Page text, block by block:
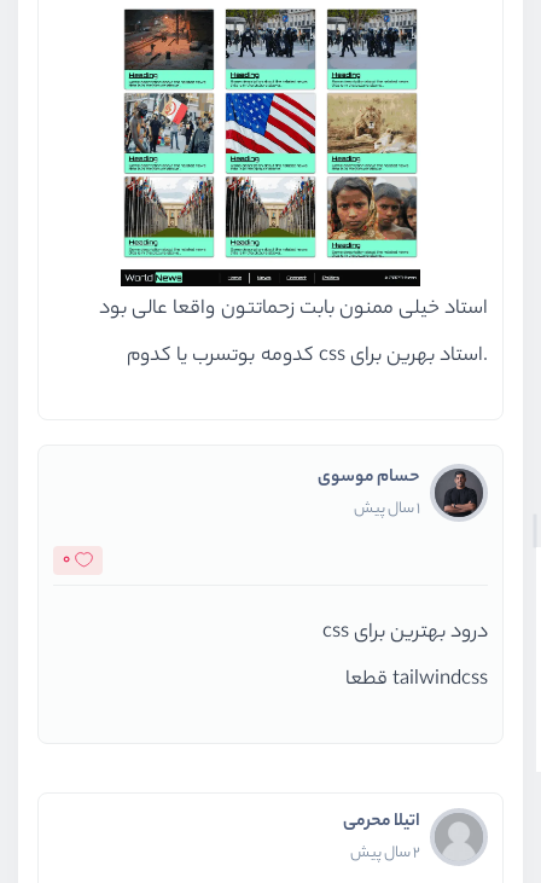
استاد خیلی ممنون بابت زحماتتون واقعا عالی بود
.استاد بهرین برای css کدومه بوتسرب یا کدوم
حسام موسوی
1 سال پیش
0
درود بهترین برای css
tailwindcss قطعا
اتیلا محرمی
2 سال پیش